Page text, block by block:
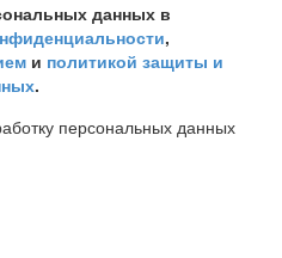
данных в
,
и политикой защиты и
.
персональных данных